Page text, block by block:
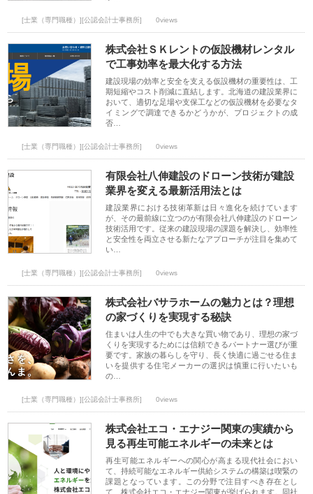
[士業（専門職種）][公認会計士事務所] 0views
株式会社ＳＫレントの仮設機材レンタル
で工事効率を最大化する方法
建設現場の効率と安全を支える仮設機材の重要性は、工
期短縮やコスト削減に直結します。北海道の建設業界に
おいて、適切な足場や支保工などの仮設機材を必要なタ
イミングで調達できるかどうかが、プロジェクトの成
否…
[士業（専門職種）][公認会計士事務所] 0views
有限会社八伸建設のドローン技術が建設
業界を変える最新活用法とは
建設業界における技術革新は日々進化を続けています
が、その最前線に立つのが有限会社八伸建設のドローン
技術活用です。従来の建設現場の課題を解決し、効率性
と安全性を両立させる新たなアプローチが注目を集めて
い…
[士業（専門職種）][公認会計士事務所] 0views
株式会社バサラホームの魅力とは？理想
の家づくりを実現する秘訣
住まいは人生の中でも大きな買い物であり、理想の家づ
くりを実現するためには信頼できるパートナー選びが重
要です。家族の暮らしを守り、長く快適に過ごせる住ま
いを提供する住宅メーカーの選択は慎重に行いたいも
の…
[士業（専門職種）][公認会計士事務所] 0views
株式会社エコ・エナジー関東の実績から
見る再生可能エネルギーの未来とは
再生可能エネルギーへの関心が高まる現代社会におい
て、持続可能なエネルギー供給システムの構築は喫緊の
課題となっています。この分野で注目すべき存在とし
て、株式会社エコ・エナジー関東が挙げられます。同社